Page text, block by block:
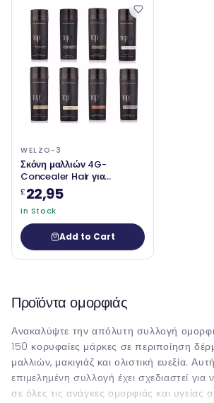
WELZO-3
Σκόνη μαλλιών 4G-
Concealer Hair για
αραίωση των μαλλιών,
φυσική εμφάνιση,
αδιάβροχο, εφοδιασμό,
unisex
£22,95
In Stock
Add to Cart
Προϊόντα ομορφιάς
Ανακαλύψτε την απόλυτη συλλογή
150 κορυφαίες μάρκες σε περιποίηση
μαλλιών, μακιγιάζ και ολιστική ευεξία.
επιμελημένη συλλογή έχει σχεδιαστεί για
σε όλες τις ανάγκες ομορφιάς και